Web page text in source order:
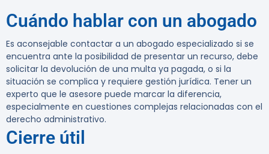
Cuándo hablar con un abogado
Es aconsejable contactar a un abogado especializado si se
encuentra ante la posibilidad de presentar un recurso, debe
solicitar la devolución de una multa ya pagada, o si la
situación se complica y requiere gestión jurídica. Tener un
experto que le asesore puede marcar la diferencia,
especialmente en cuestiones complejas relacionadas con el
derecho administrativo.
Cierre útil